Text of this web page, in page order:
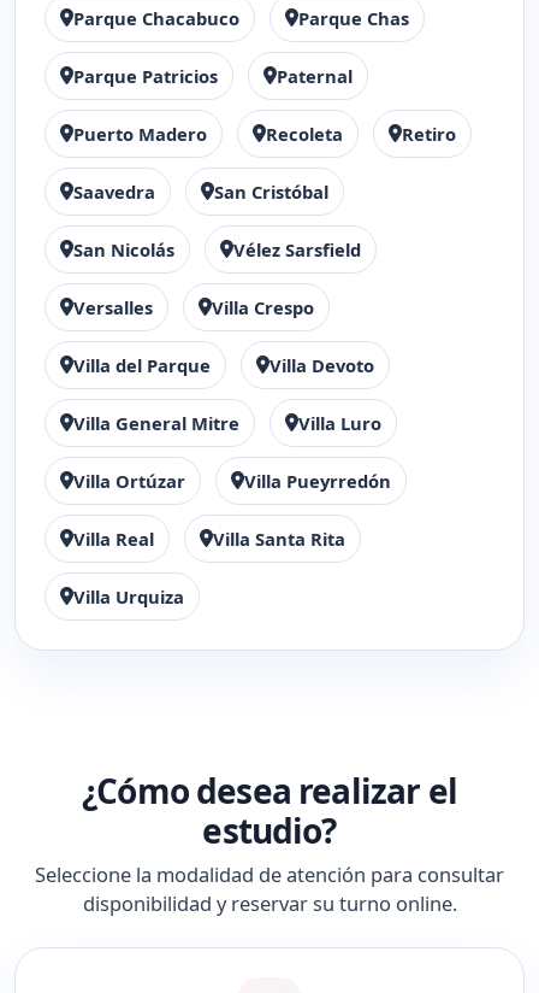
Parque Chacabuco Parque Chas
Parque Patricios Paternal
Puerto Madero Recoleta Retiro
Saavedra San Cristóbal
San Nicolás Vélez Sarsfield
Versalles Villa Crespo
Villa del Parque Villa Devoto
Villa General Mitre Villa Luro
Villa Ortúzar Villa Pueyrredón
Villa Real Villa Santa Rita
Villa Urquiza
¿Cómo desea realizar el
estudio?
Seleccione la modalidad de atención para consultar
disponibilidad y reservar su turno online.